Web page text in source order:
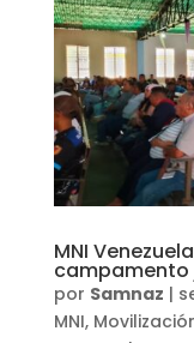
MNI
campamento
por Samnaz |
MNI,